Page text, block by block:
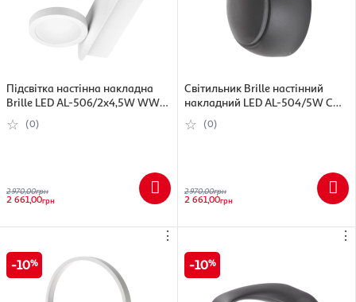
Підсвітка настінна накладна
Brille LED AL-506/2х4,5W WW
WH IP20
(0)
2 970,00грн
2 661,00грн
Світильник Brille настінний
накладний LED AL-504/5W COB
WW BK чорний
(0)
2 970,00грн
2 661,00грн
⋮
10
⋮
10